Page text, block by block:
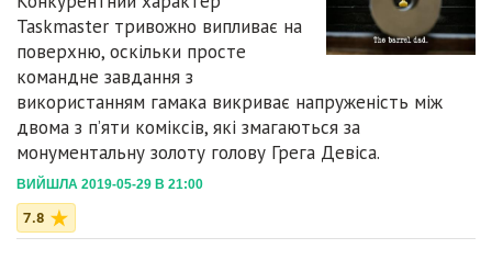
Taskmaster тривожно випливає на
поверхню, оскільки просте
командне завдання з
використанням гамака викриває напруженість між
двома з п’яти коміксів, які змагаються за
монументальну золоту голову Грега Девіса.
ВИЙШЛА 2019-05-29 В 21:00
7.8